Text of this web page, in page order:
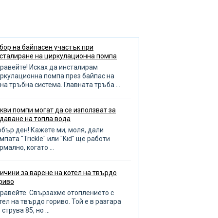
на радиатора
на басейна
за помпа
кръгове
на отоплителен котел
на градината
кърпа
за избор на тръби
на тръби
с тръбопровода
на байпасен участък при
на циркулационна помпа
Исках да инсталирам
помпа през байпас на
тръбна система. Главната тръба ...
помпи могат да се използват за
на топла вода
ден! Кажете ми, моля, дали
"Trickle" или "Kid" ще работи
когато ...
за варене на котел на твърдо
Свързахме отоплението с
на твърдо гориво. Той е в разгара
струва 85, но ...